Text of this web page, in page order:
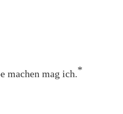
machen mag ich.*